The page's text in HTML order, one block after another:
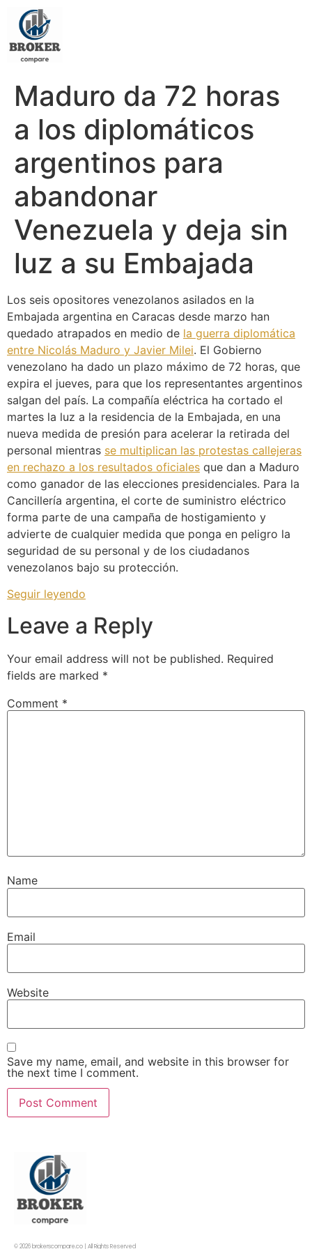
Maduro da 72 horas
a los diplomáticos
argentinos para
abandonar
Venezuela y deja sin
luz a su Embajada
Los seis opositores venezolanos asilados en la
Embajada argentina en Caracas desde marzo han
quedado atrapados en medio de la guerra diplomática
entre Nicolás Maduro y Javier Milei. El Gobierno
venezolano ha dado un plazo máximo de 72 horas, que
expira el jueves, para que los representantes argentinos
salgan del país. La compañía eléctrica ha cortado el
martes la luz a la residencia de la Embajada, en una
nueva medida de presión para acelerar la retirada del
personal mientras se multiplican las protestas callejeras
en rechazo a los resultados oficiales que dan a Maduro
como ganador de las elecciones presidenciales. Para la
Cancillería argentina, el corte de suministro eléctrico
forma parte de una campaña de hostigamiento y
advierte de cualquier medida que ponga en peligro la
seguridad de su personal y de los ciudadanos
venezolanos bajo su protección.
Seguir leyendo
Leave a Reply
Your email address will not be published. Required
fields are marked *
Comment *
Name
Email
Website
Save my name, email, and website in this browser for
the next time I comment.
© 2026 brokerscompare.co | All Rights Reserved